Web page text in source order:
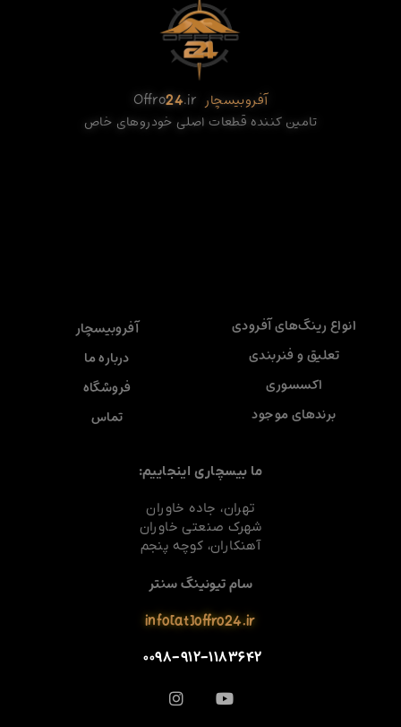
آفروبیسچار Offro24.ir
تامین کننده قطعات اصلی خودروهای خاص
انواع رینگ‌های آفرودی
تعلیق و فنربندی
اکسسوری
برندهای موجود
آفروبیسچار
درباره ما
فروشگاه
تماس
ما بیسچاری اینجاییم:
تهران، جاده خاوران
شهرک صنعتی خاوران
آهنکاران، کوچه پنجم
سام تیونینگ سنتر
info[at]offro24.ir
۰۰۹۸-۹۱۲-۱۱۸۳۶۴۲